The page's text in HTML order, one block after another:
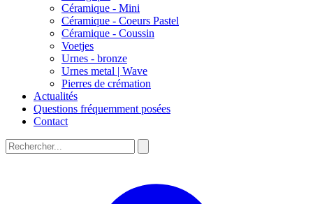
Céramique - Mini
Céramique - Coeurs Pastel
Céramique - Coussin
Voetjes
Urnes - bronze
Urnes metal | Wave
Pierres de crémation
Actualités
Questions fréquemment posées
Contact